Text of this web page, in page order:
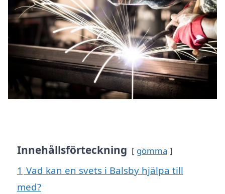
Innehållsförteckning gömma
1 Vad kan en svets i Balsby hjälpa till
med?